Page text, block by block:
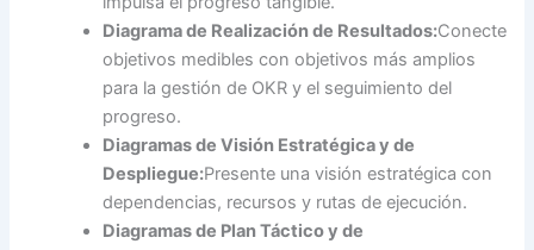
Diagrama de Realización de Resultados:Conecte
objetivos medibles con objetivos más amplios
para la gestión de OKR y el seguimiento del
progreso.
Diagramas de Visión Estratégica y de
Despliegue:Presente una visión estratégica con
dependencias, recursos y rutas de ejecución.
Diagramas de Plan Táctico y de